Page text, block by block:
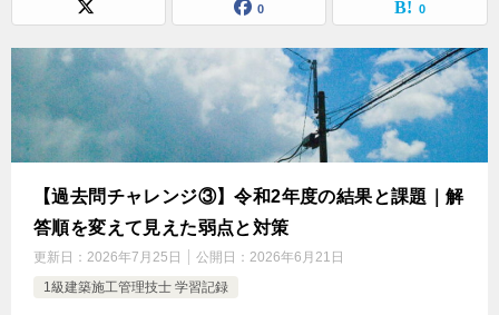
0 0
【過去問チャレンジ③】令和2年度の結果と課題｜解
答順を変えて見えた弱点と対策
更新日： 2026年7月25日 公開日： 2026年6月21日
1級建築施工管理技士 学習記録